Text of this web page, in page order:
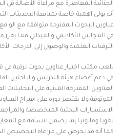
الجنائية المعاصرة مع مراعاة الأصالة في
أنه يولى اهمية خاصة بمتابعة التحديثات
عناوين البحوث المقترحة متوافقة مع الواقع
في المجالين الأكاديمي والميداني مما
الترقيات العلمية والوصول إلى الدرجات
يلعب مكتب اختيار عناوين بحوث ترقية في
في دعم أعضاء هيئة التدريس والباحثين
العناوين المقترحة المبنية على التحليلات
الموثوقة ولا يقتصر دوره على اقتراح
الاستشارات البحثية المتخصصة
لغويا وقانونيا بما يضمن اتساقه مع
كما أنه قد يحرص على مراعاة التخصيص